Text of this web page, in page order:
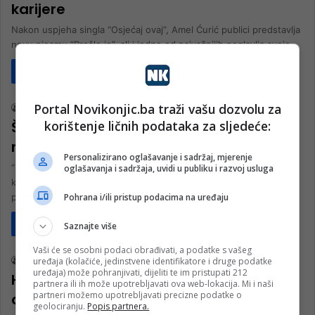
karijere
Nakon uspjeha singla “Osjećaj ovaj”, Amel Ćurić publici predstavlja
novu pjesmu “Prošlo je”, ali i jedno od najvažnijih poglavlja svoje…
nk 2 3 sedmice ago
Šerif Konjević potvrdio da je kralj
narodne muzike
“Sto kafana” naziv je nove pjesme legendarnog Šerifa Konjevića,
koja bi, sudeći prema prvim reakcijama publike, vrlo brzo mogla
postati…
Pročitaj više
nk 2 30. Juna 2026.
Hari Mata Hari i Mirza Selimović objavili
duetsku pjesmu “Janje”
Portal Novikonjic.ba traži vašu dozvolu za
korištenje ličnih podataka za sljedeće:
Personalizirano oglašavanje i sadržaj, mjerenje
oglašavanja i sadržaja, uvidi u publiku i razvoj usluga
Pohrana i/ili pristup podacima na uređaju
Saznajte više
Vaši će se osobni podaci obrađivati, a podatke s vašeg
uređaja (kolačiće, jedinstvene identifikatore i druge podatke
uređaja) može pohranjivati, dijeliti te im pristupati 212
partnera ili ih može upotrebljavati ova web-lokacija. Mi i naši
partneri možemo upotrebljavati precizne podatke o
geolociranju. Popis partnera.